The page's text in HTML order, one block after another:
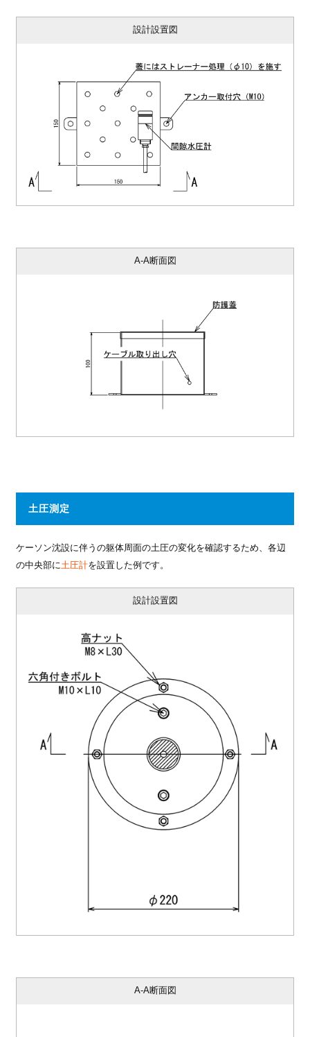
設計設置図
A-A断面図
土圧測定
ケーソン沈設に伴うの躯体周面の土圧の変化を確認するため、各辺
の中央部に土圧計を設置した例です。
設計設置図
A-A断面図